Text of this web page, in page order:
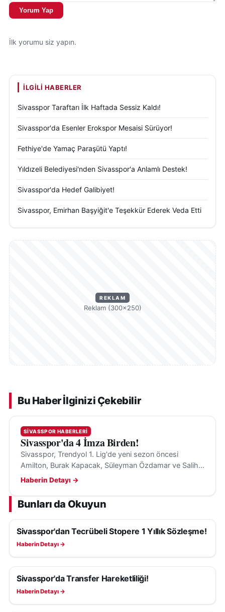
Yorum Yap
İlk yorumu siz yapın.
İLGILI HABERLER
Sivasspor Taraftarı İlk Haftada Sessiz Kaldı!
Sivasspor'da Esenler Erokspor Mesaisi Sürüyor!
Fethiye'de Yamaç Paraşütü Yaptı!
Yıldızeli Belediyesi'nden Sivasspor'a Anlamlı Destek!
Sivasspor'da Hedef Galibiyet!
Sivasspor, Emirhan Başyiğit'e Teşekkür Ederek Veda Etti
REKLAM
Reklam (300×250)
Bu Haber İlginizi Çekebilir
SIVASSPOR HABERLERI
Sivasspor'da 4 İmza Birden!
Sivasspor, Trendyol 1. Lig'de yeni sezon öncesi
Amilton, Burak Kapacak, Süleyman Özdamar ve Salih
Kavrazlı'yı kadrosuna kattı.
Haberin Detayı →
Bunları da Okuyun
SIVASSPOR HABERLERI
Sivasspor'dan Tecrübeli Stopere 1 Yıllık Sözleşme!
Haberin Detayı →
SIVASSPOR HABERLERI
Sivasspor'da Transfer Hareketliliği!
Haberin Detayı →